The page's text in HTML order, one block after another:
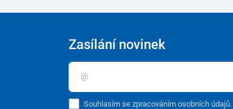
Zasílání novinek
Souhlasím se zpracováním osobních údajů.